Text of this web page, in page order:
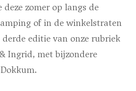
zomer op langs de
of in de winkelstraten
editie van onze rubriek
Ingrid, met bijzondere